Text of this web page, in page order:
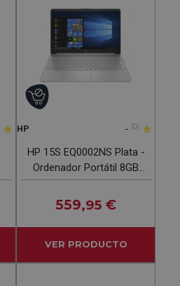
HP - (0)
HP 15S EQ0002NS Plata -
Ordenador Portátil 8GB
256GB
559,95 €
VER PRODUCTO